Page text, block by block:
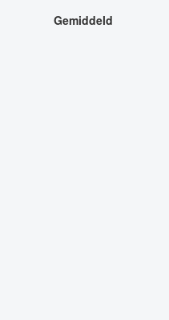
Gemiddeld